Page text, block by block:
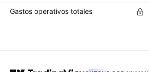
Gastos operativos totales